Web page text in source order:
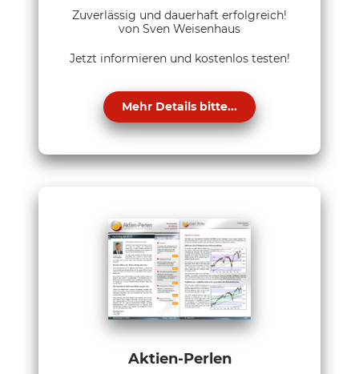
Zuverlässig und dauerhaft erfolgreich!
von Sven Weisenhaus
Jetzt informieren und kostenlos testen!
Mehr Details bitte...
Aktien-Perlen